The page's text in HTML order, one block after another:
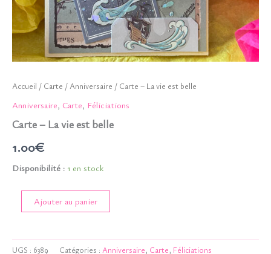
Accueil / Carte /Anniversaire / Carte – La vie est belle
Anniversaire, Carte, Féliciations
Carte – La vie est belle
1.00€
Disponibilité : 1 en stock
Ajouter au panier
UGS : 6389 Catégories : Anniversaire, Carte, Féliciations